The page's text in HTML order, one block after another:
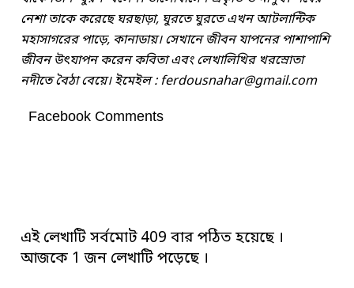
নেশা তাকে করেছে ঘরছাড়া, ঘুরতে ঘুরতে এখন আটলান্টিক
মহাসাগরের পাড়ে, কানাডায়। সেখানে জীবন যাপনের পাশাপাশি
জীবন উৎযাপন করেন কবিতা এবং লেখালিখির খরস্রোতা
নদীতে বৈঠা বেয়ে। ইমেইল :ferdousnahar@gmail.com
Facebook Comments
এই লেখাটি সর্বমোট 409 বার পঠিত হয়েছে ।
আজকে 1 জন লেখাটি পড়েছে ।